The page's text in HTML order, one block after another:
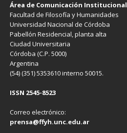
Área de Comunicación Institucional
Facultad de Filosofía y Humanidades
Universidad Nacional de Córdoba
Pabellón Residencial, planta alta
Ciudad Universitaria
Córdoba (C.P. 5000)
Argentina
(54) (351) 5353610 interno 50015.
ISSN 2545-8523
Correo electrónico:
prensa@ffyh.unc.edu.ar